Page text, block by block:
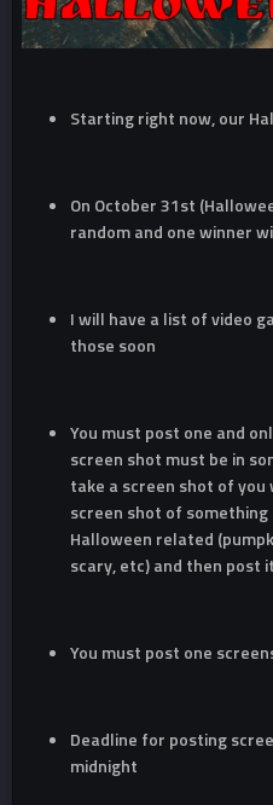
Starting right now, our
On October 31st
random and one winner
I will have a list of video
those soon
You must post one and
screen shot must be in
take a screen shot of
screen shot of
Halloween related
scary, etc) and then post
You must post one
Deadline for posting
midnight